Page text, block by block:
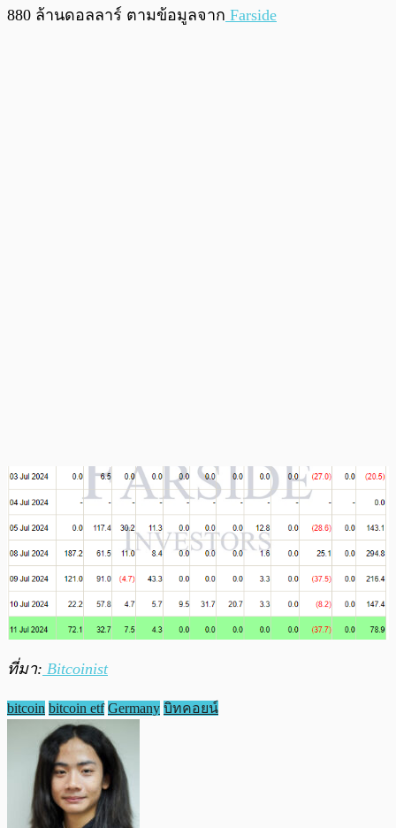
880 ล้านดอลลาร์ ตามข้อมูลจาก Farside
ที่มา: Bitcoinist
bitcoin bitcoin etf Germany บิทคอยน์